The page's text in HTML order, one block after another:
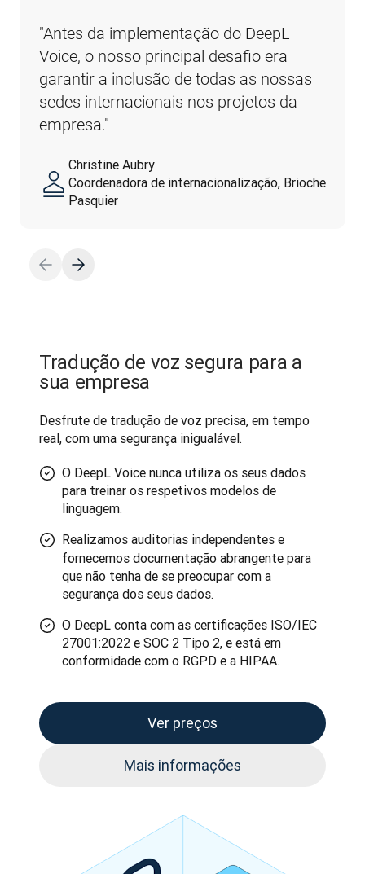
"Antes da implementação do DeepL
Voice, o nosso principal desafio era
garantir a inclusão de todas as nossas
sedes internacionais nos projetos da
empresa."
Christine Aubry
Coordenadora de internacionalização, Brioche
Pasquier
Tradução de voz segura para a
sua empresa
Desfrute de tradução de voz precisa, em tempo
real, com uma segurança inigualável.
O DeepL Voice nunca utiliza os seus dados
para treinar os respetivos modelos de
linguagem.
Realizamos auditorias independentes e
fornecemos documentação abrangente para
que não tenha de se preocupar com a
segurança dos seus dados.
O DeepL conta com as certificações ISO/IEC
27001:2022 e SOC 2 Tipo 2, e está em
conformidade com o RGPD e a HIPAA.
Ver preços
Mais informações